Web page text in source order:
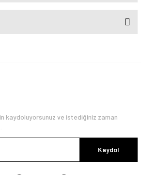
kaydoluyorsunuz ve istediğiniz zaman
Kaydol